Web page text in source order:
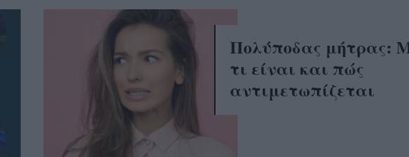
Πολύποδας μήτρας:
τι είναι και πώς
αντιμετωπίζεται